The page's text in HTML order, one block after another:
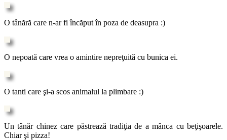
O tânără care n-ar fi încăput în poza de deasupra :)
O nepoată care vrea o amintire nepreţuită cu bunica ei.
O tanti care şi-a scos animalul la plimbare :)
Un tânăr chinez care păstrează tradiţia de a mânca cu beţişoarele.
Chiar şi pizza!